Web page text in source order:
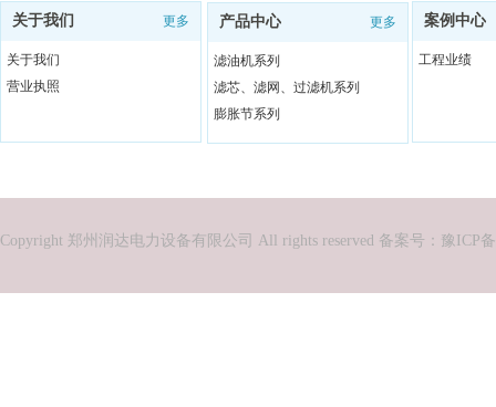
Copyright 郑州润达电力设备有限公司 All rights reserved 备案号： 豫ICP
关于我们 更多
关于我们
营业执照
产品中心 更多
滤油机系列
滤芯、滤网、过滤机系列
膨胀节系列
案例中心
工程业绩